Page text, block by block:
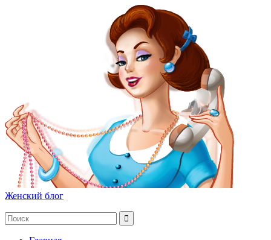
Женский блог